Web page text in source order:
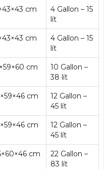
cm
4 Gallon – 15
lít
cm
4 Gallon – 15
lít
cm
10 Gallon –
38 lít
cm
12 Gallon –
45 lít
cm
12 Gallon –
45 lít
cm
22 Gallon –
83 lít